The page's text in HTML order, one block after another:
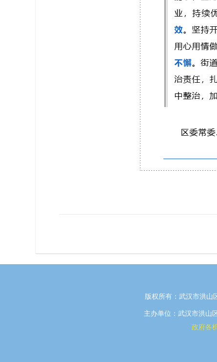
版权所有：武汉市洪山
主办单位：武汉市洪山
政府各